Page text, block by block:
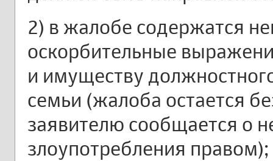
2) в жалобе содержатся
оскорбительные
и имуществу
семьи (жалоба остается
заявителю сообщается о
злоупотребления правом);